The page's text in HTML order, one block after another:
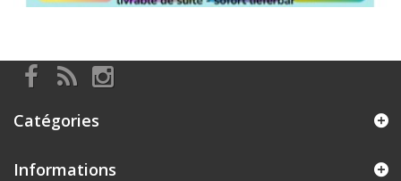
Catégories
Informations